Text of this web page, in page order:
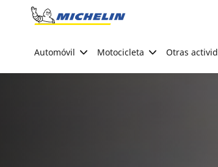
Go to page content
Automóvil Motocicleta Otras